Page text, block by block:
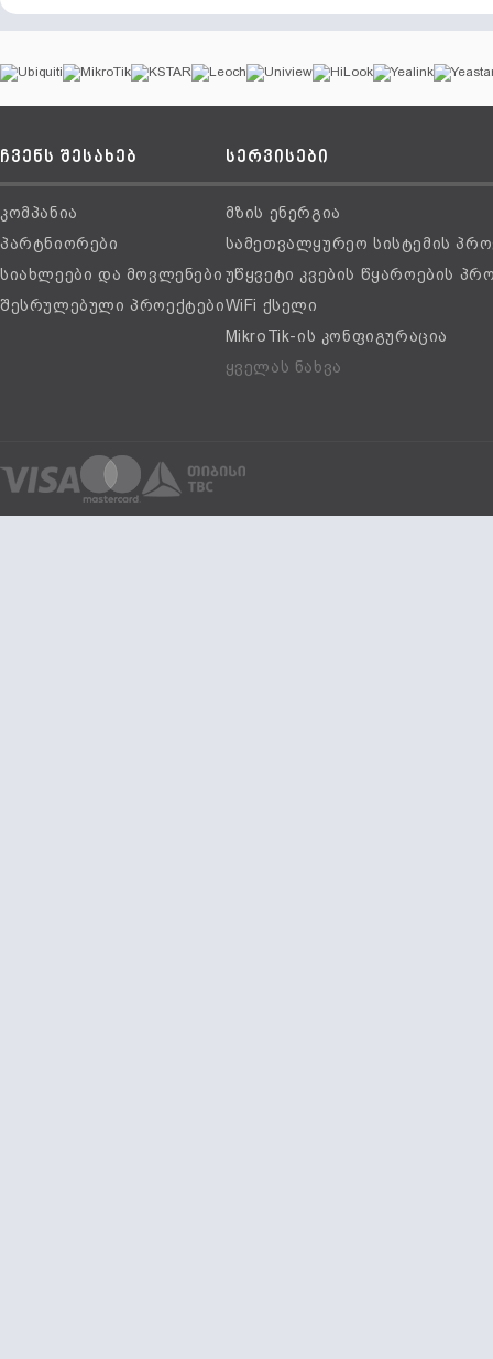
ჩვენს შესახებ
კომპანია
პარტნიორები
სიახლეები და მოვლენები
შესრულებული პროექტები
სერვისები
მზის ენერგია
სამეთვალყურეო სისტემის
უწყვეტი კვების წყაროების
WiFi ქსელი
MikroTik-ის კონფიგურაცია
ყველას ნახვა